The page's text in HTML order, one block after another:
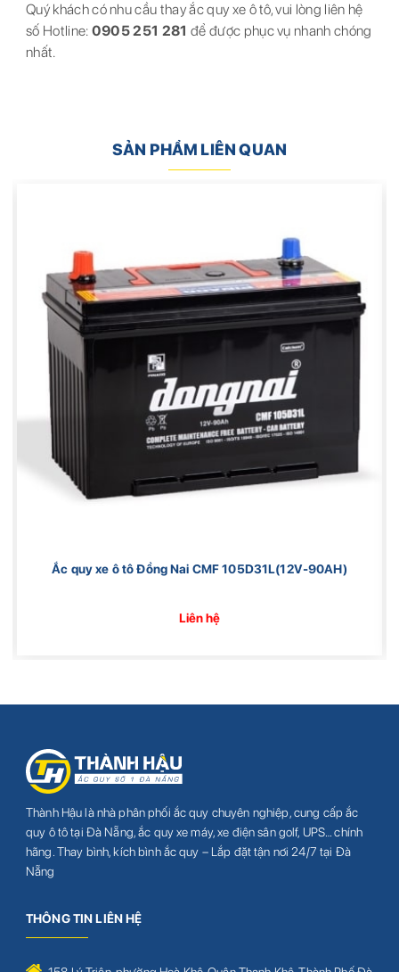
Quý khách có nhu cầu thay ắc quy xe ô tô, vui lòng liên hệ
số Hotline: 0905 251 281 để được phục vụ nhanh chóng
nhất.
SẢN PHẨM LIÊN QUAN
Ắc quy xe ô tô Đồng Nai CMF 105D31L(12V-90AH)
Liên hệ
Thành Hậu là nhà phân phối ắc quy chuyên nghiệp, cung cấp ắc
quy ô tô tại Đà Nẵng, ắc quy xe máy, xe điện sân golf, UPS… chính
hãng. Thay bình, kích bình ắc quy – Lắp đặt tận nơi 24/7 tại Đà
Nẵng
THÔNG TIN LIÊN HỆ